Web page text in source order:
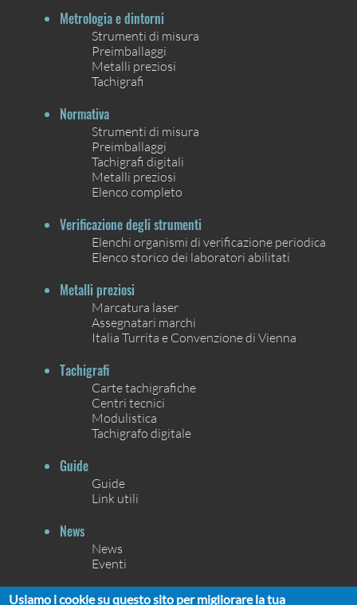
Metrologia e dintorni
Strumenti di misura
Preimballaggi
Metalli preziosi
Tachigrafi
Normativa
Strumenti di misura
Preimballaggi
Tachigrafi digitali
Metalli preziosi
Elenco completo
Verificazione degli strumenti
Elenchi organismi di verificazione periodica
Elenco storico dei laboratori abilitati
Metalli preziosi
Marcatura laser
Assegnatari marchi
Italia Turrita e Convenzione di Vienna
Tachigrafi
Carte tachigrafiche
Centri tecnici
Modulistica
Tachigrafo digitale
Guide
Guide
Link utili
News
News
Eventi
Contatti
Usiamo i cookie su questo sito per migliorare la tua